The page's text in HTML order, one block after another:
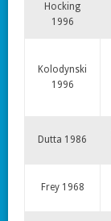
Hocking
1996
Kolodynski
1996
Dutta 1986
Frey 1968